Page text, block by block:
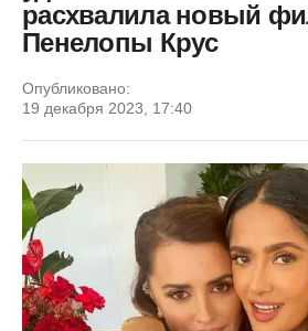
расхвалила новый
Пенелопы Круc
Опубликовано:
19 декабря 2023, 17:40